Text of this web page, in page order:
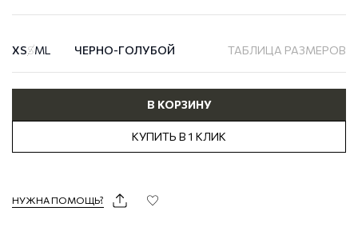
В КОРЗИНУ
КУПИТЬ В 1 КЛИК
XSSML ЧЕРНО-ГОЛУБОЙ ТАБЛИЦА РАЗМЕРОВ
НУЖНА ПОМОЩЬ?